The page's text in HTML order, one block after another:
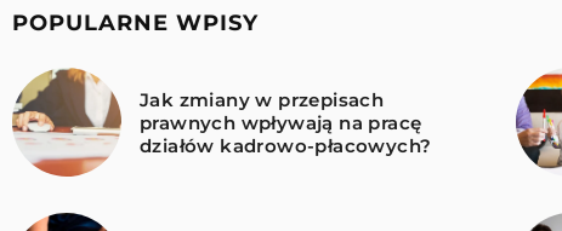
POPULARNE WPISY
Jak zmiany w przepisach
prawnych wpływają na pracę
działów kadrowo-płacowych?